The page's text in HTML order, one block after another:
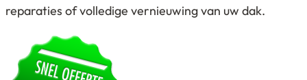
reparaties of volledige vernieuwing van uw dak.